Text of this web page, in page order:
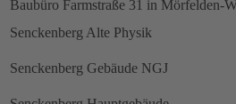
Baubüro Farmstraße 31 in Mörfelden-
Senckenberg Alte Physik
Senckenberg Gebäude NGJ